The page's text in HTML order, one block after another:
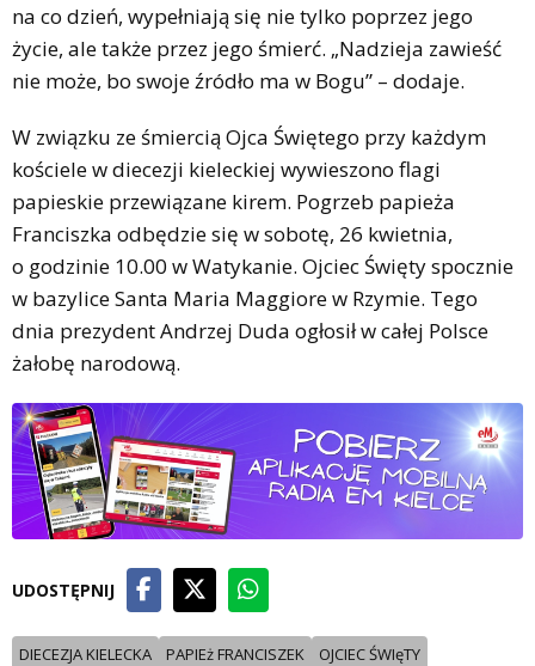
na co dzień, wypełniają się nie tylko poprzez jego
życie, ale także przez jego śmierć. „Nadzieja zawieść
nie może, bo swoje źródło ma w Bogu” – dodaje.
W związku ze śmiercią Ojca Świętego przy każdym
kościele w diecezji kieleckiej wywieszono flagi
papieskie przewiązane kirem. Pogrzeb papieża
Franciszka odbędzie się w sobotę, 26 kwietnia,
o godzinie 10.00 w Watykanie. Ojciec Święty spocznie
w bazylice Santa Maria Maggiore w Rzymie. Tego
dnia prezydent Andrzej Duda ogłosił w całej Polsce
żałobę narodową.
UDOSTĘPNIJ
DIECEZJA KIELECKA PAPIEż FRANCISZEK OJCIEC ŚWIęTY